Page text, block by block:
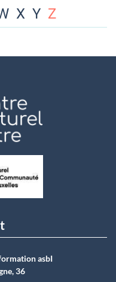
X Y Z
asbI
36